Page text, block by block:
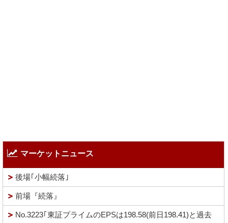
マーケットニュース
後場｢小幅続落｣
前場『続落』
No.3223｢東証プライムのEPSは198.58(前日198.41)と過去